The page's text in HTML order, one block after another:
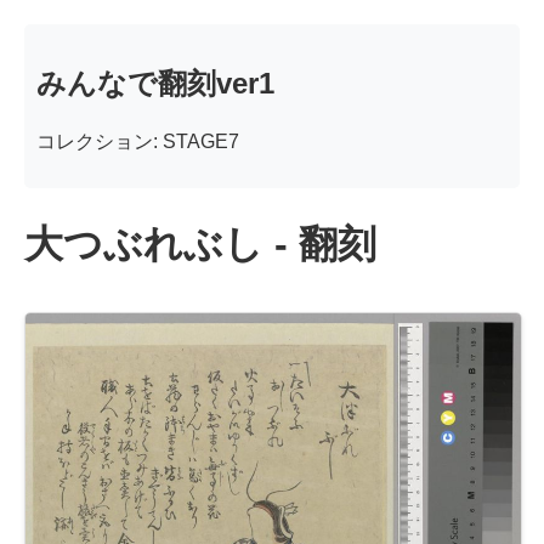
みんなで翻刻ver1
コレクション: STAGE7
大つぶれぶし - 翻刻